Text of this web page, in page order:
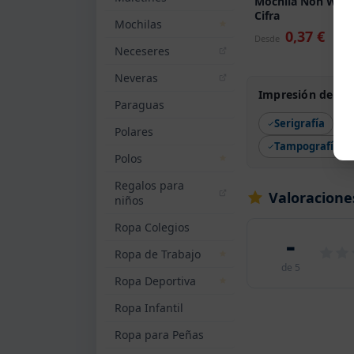
Mochilas
Neceseres
Neveras
Paraguas
Polares
Polos
Regalos para
niños
Ropa Colegios
Ropa de Trabajo
Ropa Deportiva
Ropa Infantil
Ropa para Peñas
Cifra
Desde 0,37 €
Impresión de
Serigrafía
Tampografía
-
de 5